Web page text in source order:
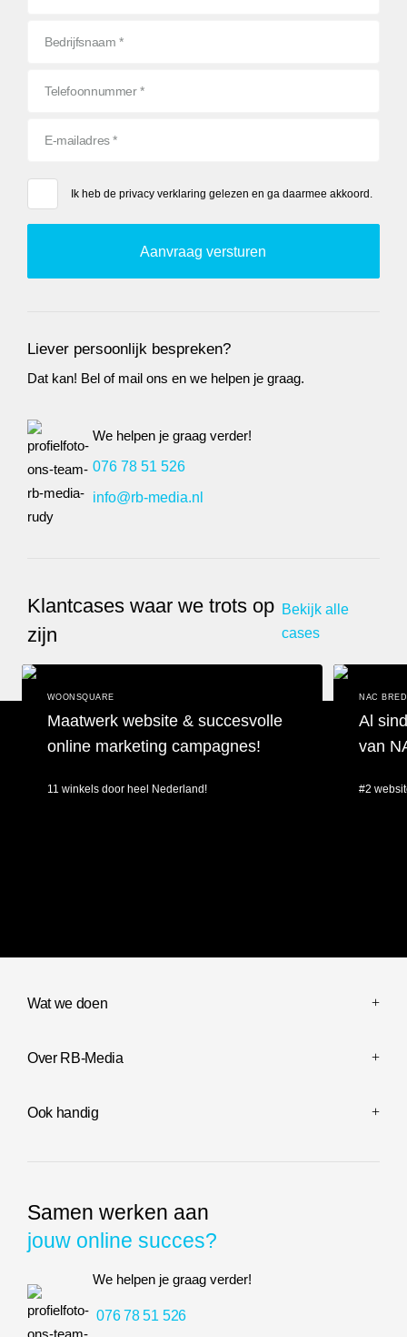
Ik heb de privacy verklaring gelezen en ga daarmee akkoord.
Liever persoonlijk bespreken?
Dat kan! Bel of mail ons en we helpen je graag.
We helpen je graag verder!
076 78 51 526
info@rb-media.nl
Klantcases waar we trots op
zijn
Bekijk alle
cases
WOONSQUARE
Maatwerk website & succesvolle
online marketing campagnes!
11 winkels door heel Nederland!
NAC
Al
van
#2
Samen werken aan
jouw online succes?
We helpen je graag verder!
076 78 51 526
Wat we doen
Over RB-Media
Ook handig